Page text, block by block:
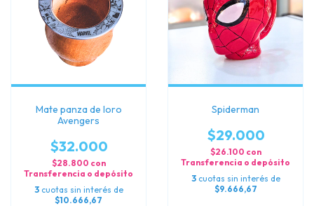
Mate panza de loro
Avengers
$32.000
$28.800 con
Transferencia o depósito
3 cuotas sin interés de
$10.666,67
Spiderman
$29.000
$26.100 con
Transferencia o depósito
3 cuotas sin interés de
$9.666,67